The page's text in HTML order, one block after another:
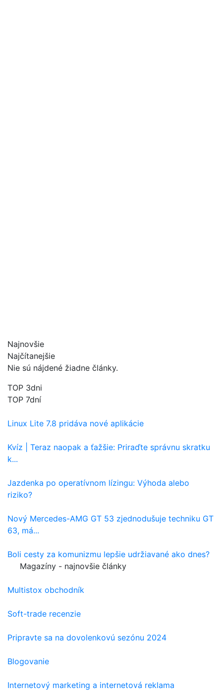
Najnovšie
Najčítanejšie
Nie sú nájdené žiadne články.
TOP 3dni
TOP 7dní
Linux Lite 7.8 pridáva nové aplikácie
Kvíz | Teraz naopak a ťažšie: Priraďte správnu skratku
k...
Jazdenka po operatívnom lízingu: Výhoda alebo
riziko?
Nový Mercedes-AMG GT 53 zjednodušuje techniku GT
63, má...
Boli cesty za komunizmu lepšie udržiavané ako dnes?
Magazíny - najnovšie články
Multistox obchodník
Soft-trade recenzie
Pripravte sa na dovolenkovú sezónu 2024
Blogovanie
Internetový marketing a internetová reklama